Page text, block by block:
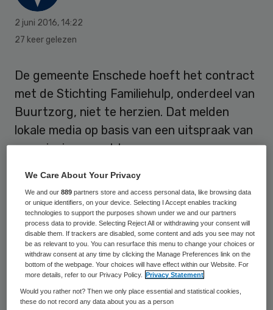
2 juni 2016, 14:22
27 keer gelezen
De gemeente Enschede hoeft het contract
met de Stichting Familiehulp, onderdeel van
Buurtzorg, niet te herzien. Dat melden
lokale media op basis van een uitspraak van
voorzieningenrechter.
De procedure was aangespannen door
branchevereniging BTN en
thuiszorgorganisaties Solace en Bions.
Volgens de drie heeft Enschede in strijd
met het aanbestedingsrecht gehandeld bij
de onderhandse gunning van het contract
voor de levering van thuiszorg na het
faillissement van TSN Thuiszorg.
We Care About Your Privacy
We and our889 partners store and access personal data, like browsing data
or unique identifiers, on your device. Selecting I Accept enables tracking
technologies to support the purposes shown under we and our partners
process data to provide. Selecting Reject All or withdrawing your consent will
disable them. If trackers are disabled, some content and ads you see may not
be as relevant to you. You can resurface this menu to change your choices or
withdraw consent at any time by clicking the Manage Preferences link on the
bottom of the webpage. Your choices will have effect within our Website. For
more details, refer to our Privacy Policy.
Privacy Statement
Would you rather not? Then we only place essential and statistical cookies,
these do not record any data about you as a person